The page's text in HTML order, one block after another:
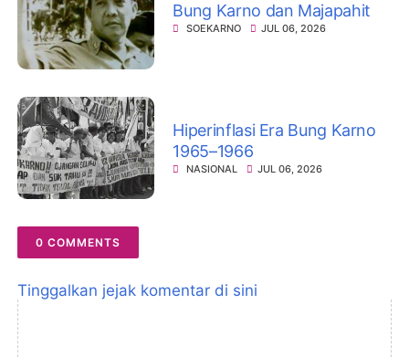
Bung Karno dan Majapahit
SOEKARNO JUL 06, 2026
Hiperinflasi Era Bung Karno
1965–1966
NASIONAL JUL 06, 2026
0 COMMENTS
Tinggalkan jejak komentar di sini